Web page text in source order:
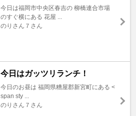
今日は福岡市中央区春吉の 柳橋連合市場
のすぐ横にある 花屋 ...
のりさん７さん
今日はガッツリランチ！
今日のお昼は 福岡県糟屋郡新宮町にある <
span sty ...
のりさん７さん